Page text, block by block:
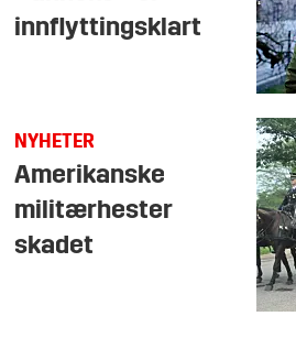
innflyttingsklart
NYHETER
Amerikanske
militærhester
skadet